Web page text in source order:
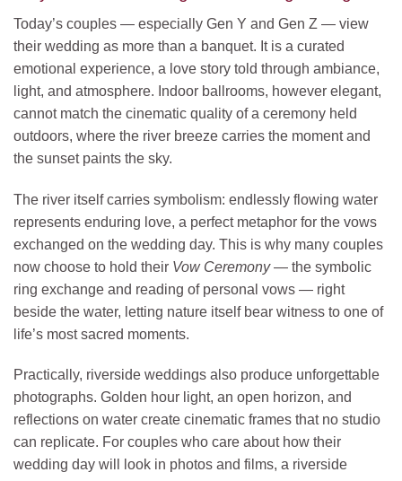
Today’s couples — especially Gen Y and Gen Z — view
their wedding as more than a banquet. It is a curated
emotional experience, a love story told through ambiance,
light, and atmosphere. Indoor ballrooms, however elegant,
cannot match the cinematic quality of a ceremony held
outdoors, where the river breeze carries the moment and
the sunset paints the sky.
The river itself carries symbolism: endlessly flowing water
represents enduring love, a perfect metaphor for the vows
exchanged on the wedding day. This is why many couples
now choose to hold their Vow Ceremony— the symbolic
ring exchange and reading of personal vows — right
beside the water, letting nature itself bear witness to one of
life’s most sacred moments.
Practically, riverside weddings also produce unforgettable
photographs. Golden hour light, an open horizon, and
reflections on water create cinematic frames that no studio
can replicate. For couples who care about how their
wedding day will look in photos and films, a riverside